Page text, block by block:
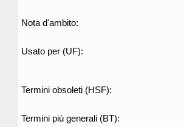
Nota d'ambito:
Usato per (UF):
Termini obsoleti (HSF):
Termini più generali (BT):